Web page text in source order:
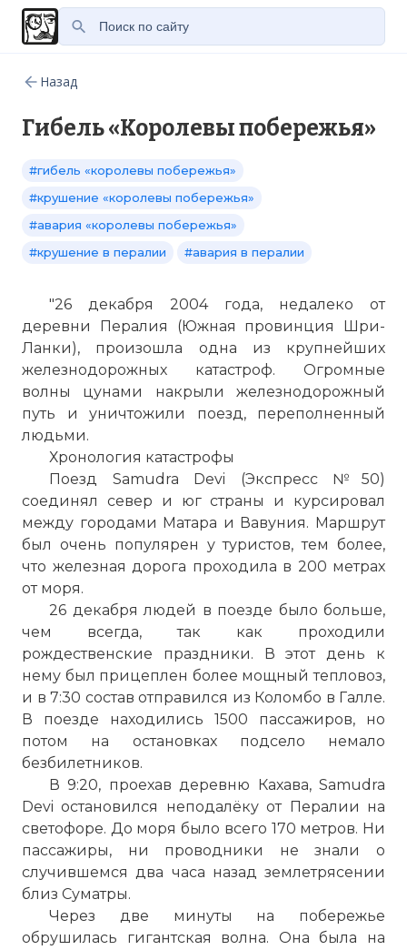
Назад
Гибель «Королевы побережья»
#гибель «королевы побережья»
#крушение «королевы побережья»
#авария «королевы побережья»
#крушение в пералии
#авария в пералии
"26 декабря 2004 года, недалеко от
деревни Пералия (Южная провинция Шри-
Ланки), произошла одна из крупнейших
железнодорожных катастроф. Огромные
волны цунами накрыли железнодорожный
путь и уничтожили поезд, переполненный
людьми.
Хронология катастрофы
Поезд Samudra Devi (Экспресс №50)
соединял север и юг страны и курсировал
между городами Матара и Вавуния. Маршрут
был очень популярен у туристов, тем более,
что железная дорога проходила в 200 метрах
от моря.
26 декабря людей в поезде было больше,
чем всегда, так как проходили
рождественские праздники. В этот день к
нему был прицеплен более мощный тепловоз,
и в 7:30 состав отправился из Коломбо в Галле.
В поезде находились 1500 пассажиров, но
потом на остановках подсело немало
безбилетников.
В 9:20, проехав деревню Кахава, Samudra
Devi остановился неподалёку от Пералии на
светофоре. До моря было всего 170 метров. Ни
пассажиры, ни проводники не знали о
случившемся два часа назад землетрясении
близ Суматры.
Через две минуты на побережье
обрушилась гигантская волна. Она была на